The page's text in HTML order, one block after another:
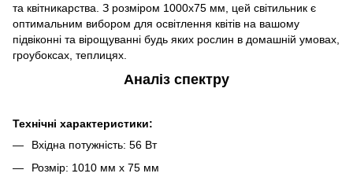
та квітникарства. З розміром 1000x75 мм, цей світильник є
оптимальним вибором для освітлення квітів на вашому
підвіконні та вірощуванні будь яких рослин в домашній умовах,
гроубоксах, теплицях.
Аналіз спектру
Технічні характеристики:
Вхідна потужність: 56 Вт
Розмір: 1010 мм x 75 мм